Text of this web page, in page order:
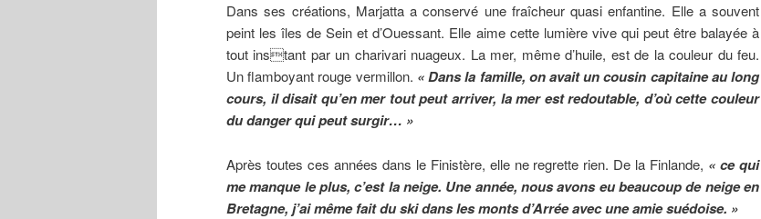
Dans ses créations, Marjatta a conservé une fraîcheur quasi enfantine. Elle a souvent
peint les îles de Sein et d’Ouessant. Elle aime cette lumière vive qui peut être balayée à
tout instant par un charivari nuageux. La mer, même d’huile, est de la couleur du feu.
Un flamboyant rouge vermillon. « Dans la famille, on avait un cousin capitaine au long
cours, il disait qu’en mer tout peut arriver, la mer est redoutable, d’où cette couleur
du danger qui peut surgir… »
Après toutes ces années dans le Finistère, elle ne regrette rien. De la Finlande, « ce qui
me manque le plus, c’est la neige. Une année, nous avons eu beaucoup de neige en
Bretagne, j’ai même fait du ski dans les monts d’Arrée avec une amie suédoise. »